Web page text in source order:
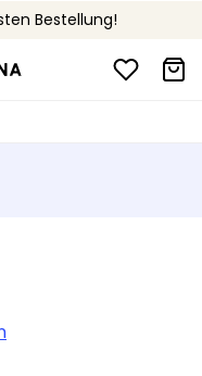
Bestellung!
über CHF 150